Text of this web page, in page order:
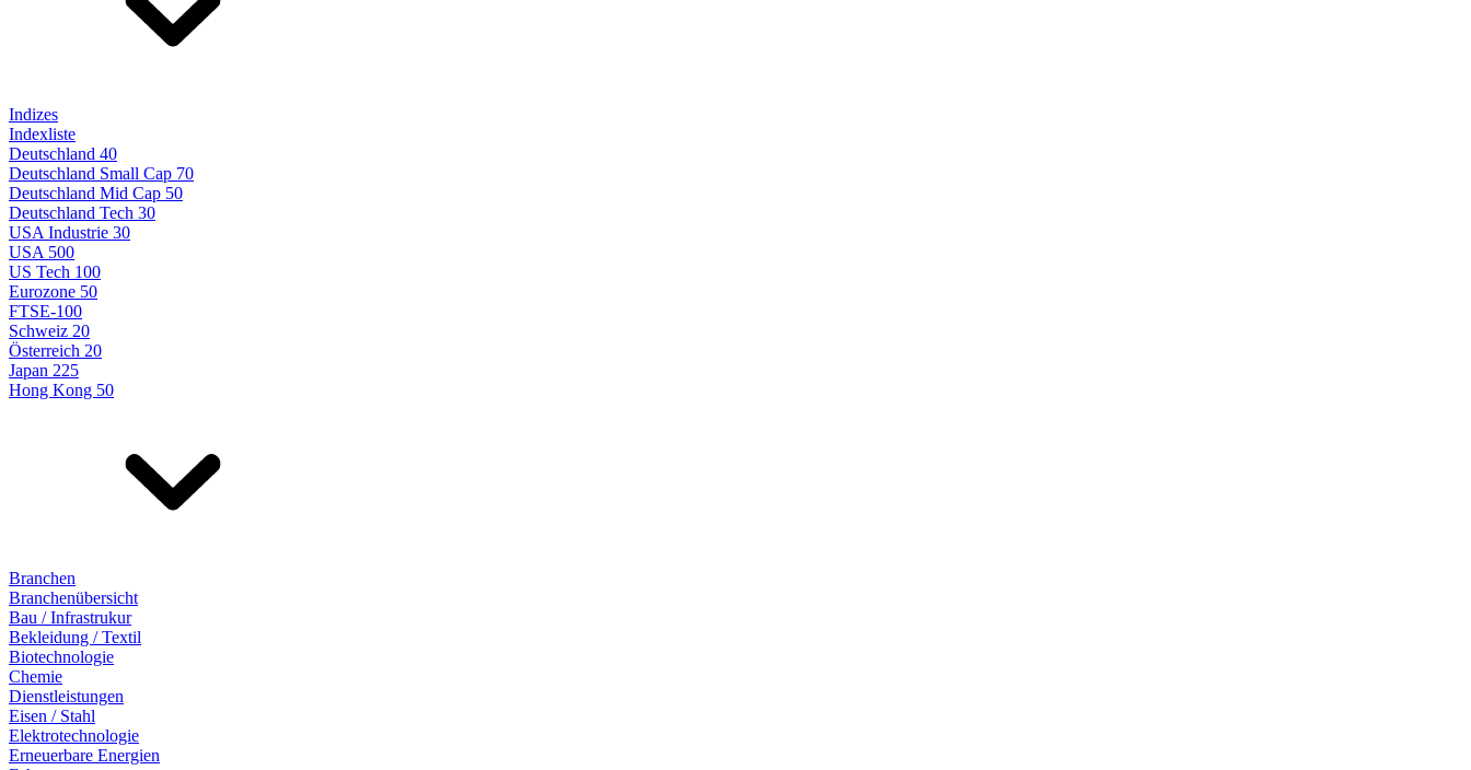
Indizes
Indexliste
Deutschland 40
Deutschland Small Cap 70
Deutschland Mid Cap 50
Deutschland Tech 30
USA Industrie 30
USA 500
US Tech 100
Eurozone 50
FTSE-100
Schweiz 20
Österreich 20
Japan 225
Hong Kong 50
Branchen
Branchenübersicht
Bau / Infrastrukur
Bekleidung / Textil
Biotechnologie
Chemie
Dienstleistungen
Eisen / Stahl
Elektrotechnologie
Erneuerbare Energien